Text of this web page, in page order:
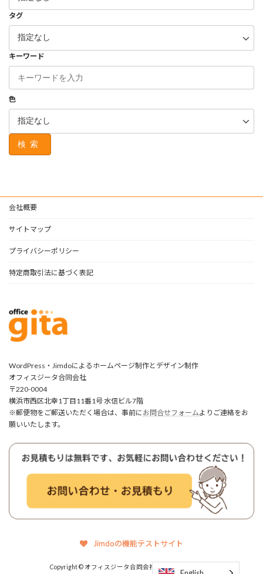
タグ
キーワード
色
検索
会社概要
サイトマップ
プライバシーポリシー
特定商取引法に基づく表記
WordPress・Jimdoによるホームページ制作とデザイン制作
オフィスジータ合同会社
〒220-0004
横浜市西区北幸1丁目11番1号 水信ビル7階
※郵便物をご郵送いただく場合は、事前に お問合せフォームよりご連絡をお
願いいたします。
Jimdoの機能テストサイト
Copyright © オフィスジータ合同会社 All Rights Reserved.